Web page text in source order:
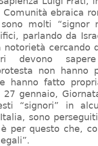
Comunità ebraica
molti “signor
parlando da
cercando
devono
non hanno
hanno fatto
gennaio,
“signori” in
sono
per questo che,